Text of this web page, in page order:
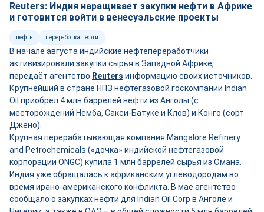
Reuters: Индия наращивает закупки нефти в Африке
и готовится войти в венесуэльские проекты
нефть переработка нефти
В начале августа индийские нефтепереработчики
активизировали закупки сырья в Западной Африке,
передаёт агентство Reuters информацию своих источников.
Крупнейший в стране НПЗ нефтегазовой госкомпании Indian
Oil приобрёл 4 млн баррелей нефти из Анголы (с
месторождений Немба, Сакси-Батуке и Клов) и Конго (сорт
Джено).
Крупная перерабатывающая компания Mangalore Refinery
and Petrochemicals («дочка» индийской нефтегазовой
корпорации ONGC) купила 1 млн баррелей сырья из Омана.
Индия уже обращалась к африканским углеводородам во
время ирано-американского конфликта. В мае агентство
сообщало о закупках нефти для Indian Oil Corp в Анголе и